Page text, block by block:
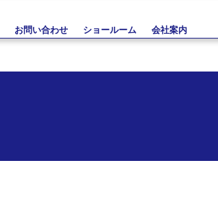
お問い合わせ ショールーム 会社案内